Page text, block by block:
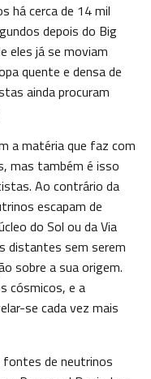
há cerca de 14 mil
depois do Big
eles já se moviam
quente e densa de
ainda procuram
a matéria que faz com
mas também é isso
Ao contrário da
escapam de
do Sol ou da Via
distantes sem serem
sobre a sua origem.
cósmicos, e a
se cada vez mais
de neutrinos